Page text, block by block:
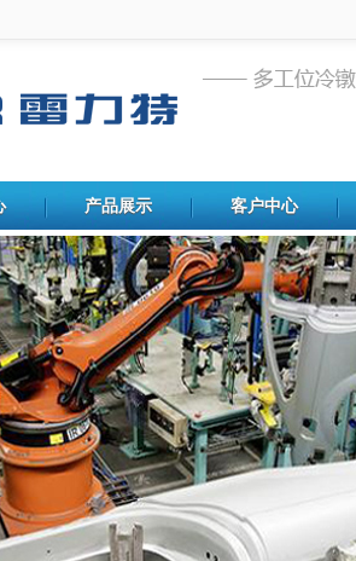
产品展示 客户中心